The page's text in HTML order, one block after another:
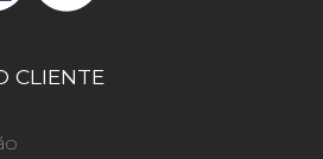
CLIENTE